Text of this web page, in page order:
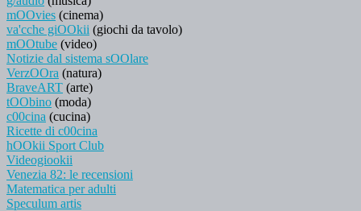
mOOvies (cinema)
va'cche giOOkii (giochi da tavolo)
mOOtube (video)
Notizie dal sistema sOOlare
VerzOOra (natura)
BraveART (arte)
tOObino (moda)
c00cina (cucina)
Ricette di c00cina
hOOkii Sport Club
Videogiookii
Venezia 82: le recensioni
Matematica per adulti
Speculum artis